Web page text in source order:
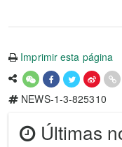
Imprimir esta página
NEWS-1-3-825310
Últimas